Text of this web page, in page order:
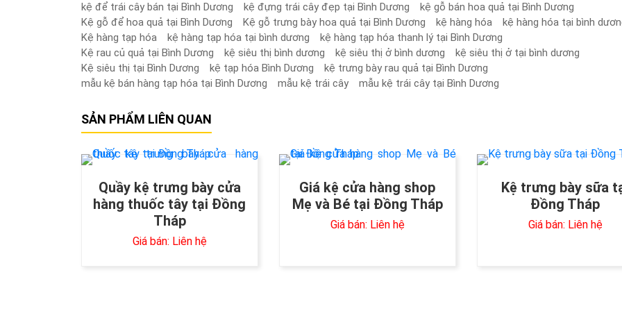
kệ để trái cây bán tại Bình Dương
kệ đựng trái cây đẹp tại Bình Dương
kệ gỗ bán hoa quả tại Bình Dương
Kệ gỗ để hoa quả tại Bình Dương
Kệ gỗ trưng bày hoa quả tại Bình Dương kệ hàng hóa
kệ hàng hóa tại bình
Kệ hàng tạp hóa
kệ hàng tạp hóa tại bình dương
kệ hàng tạp hóa thanh lý tại Bình Dương
Kệ rau củ quả tại Bình Dương
kệ siêu thị bình dương kệ siêu thị ở bình dương
kệ siêu thị ở tại bình dương
Kệ siêu thị tại Bình Dương
kệ tạp hóa Bình Dương
kệ trưng bày rau quả tại Bình Dương
mẫu kệ bán hàng tạp hóa tại Bình Dương
mẫu kệ trái cây mẫu kệ trái cây tại Bình Dương
SẢN PHẨM LIÊN QUAN
Quầy kệ trưng bày cửa
hàng thuốc tây tại Đồng
Tháp
Giá bán: Liên hệ
Giá kệ cửa hàng shop
Mẹ và Bé tại Đồng Tháp
Giá bán: Liên hệ
Kệ trưng bày sữa
Đồng Tháp
Giá bán: Liên hệ